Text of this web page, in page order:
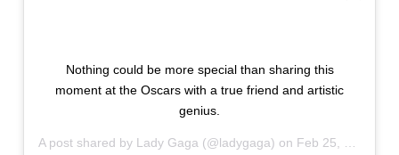
Nothing could be more special than sharing this
moment at the Oscars with a true friend and artistic
genius.
A post shared by Lady Gaga (@ladygaga) on Feb 25, 2019 at 6:36pm PST